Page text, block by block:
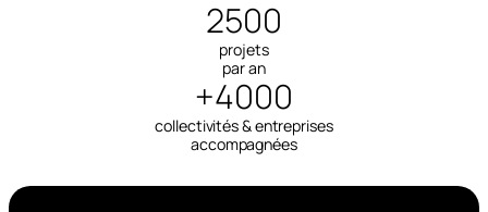
2500
projets
par an
+4000
collectivités & entreprises
accompagnées